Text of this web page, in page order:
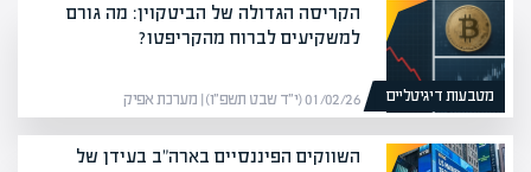
מטבעות דיגיטליים
הקריסה הגדולה של הביטקוין: מה גורם
למשקיעים לברוח מהקריפטו?
01/02/26 (י״ד שבט תשפ״ו) | מערכת אפיק
השווקים הפיננסיים בארה"ב בעידן של